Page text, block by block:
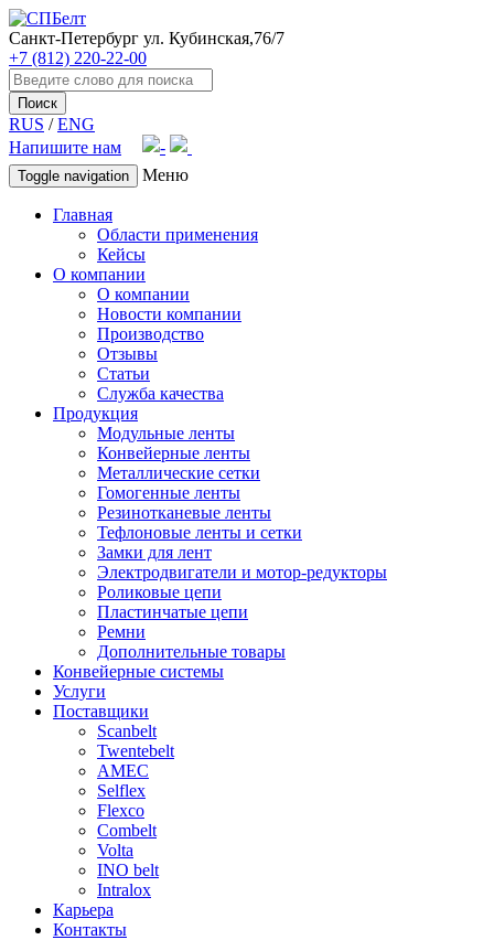
Санкт-Петербург ул. Кубинская,76/7
+7 (812) 220-22-00
Поиск
RUS /ENG
Напишите нам
Toggle navigation Меню
Главная
Области применения
Кейсы
О компании
О компании
Новости компании
Производство
Отзывы
Статьи
Служба качества
Продукция
Модульные ленты
Конвейерные ленты
Металлические сетки
Гомогенные ленты
Резинотканевые ленты
Тефлоновые ленты и сетки
Замки для лент
Электродвигатели и мотор-редукторы
Роликовые цепи
Пластинчатые цепи
Ремни
Дополнительные товары
Конвейерные системы
Услуги
Поставщики
Scanbelt
Twentebelt
АMEC
Selflex
Flexco
Combelt
Volta
INO belt
Intralox
Карьера
Контакты